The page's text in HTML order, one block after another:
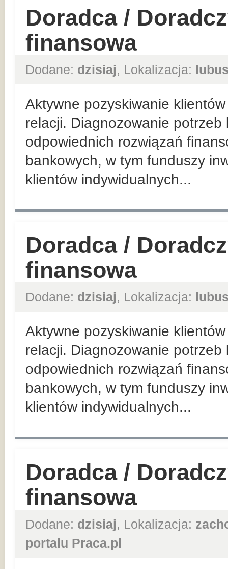
Doradca /
finansowa
Dodane: dzisiaj, Lokalizacja:
Aktywne pozyskiwanie
relacji. Diagnozowanie
odpowiednich rozwiązań
bankowych, w tym funduszy
klientów indywidualnych...
Doradca /
finansowa
Dodane: dzisiaj, Lokalizacja:
Aktywne pozyskiwanie
relacji. Diagnozowanie
odpowiednich rozwiązań
bankowych, w tym funduszy
klientów indywidualnych...
Doradca /
finansowa
Dodane: dzisiaj, Lokalizacja:
portalu Praca.pl